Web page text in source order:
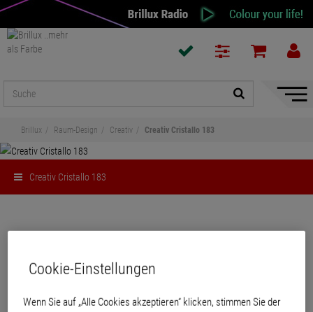
Brillux Raum-Design Creativ Creativ Cristallo 183
Creativ Cristallo 183
Cookie-Einstellungen
Wenn Sie auf „Alle Cookies akzeptieren“ klicken, stimmen Sie der